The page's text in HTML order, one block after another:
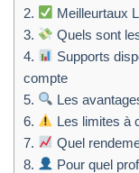
2.
Meilleurtaux
3.
Quels sont
4.
Supports
compte
5.
Les
6.
Les limites à
7.
Quel
8.
Pour quel